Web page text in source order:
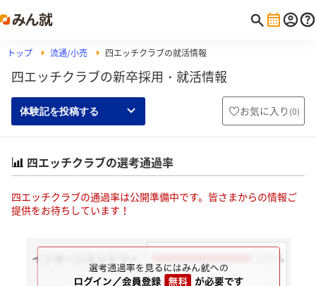
トップ 流通/小売 四エッチクラブの就活情報
四エッチクラブの新卒採用・就活情報
体験記を投稿する お気に入り (0)
四エッチクラブの選考通過率
四エッチクラブの通過率は公開準備中です。皆さまからの情報ご
提供をお待ちしています！